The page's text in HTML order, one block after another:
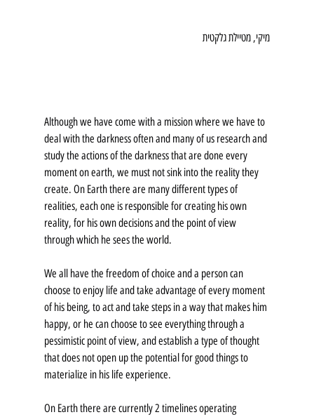
מיקי, מטיילת גלקטית
Although we have come with a mission where we have to
deal with the darkness often and many of us research and
study the actions of the darkness that are done every
moment on earth, we must not sink into the reality they
create. On Earth there are many different types of
realities, each one is responsible for creating his own
reality, for his own decisions and the point of view
through which he sees the world.
We all have the freedom of choice and a person can
choose to enjoy life and take advantage of every moment
of his being, to act and take steps in a way that makes him
happy, or he can choose to see everything through a
pessimistic point of view, and establish a type of thought
that does not open up the potential for good things to
materialize in his life experience.
On Earth there are currently 2 timelines operating